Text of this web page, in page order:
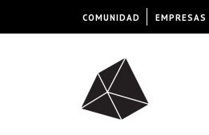
COMUNIDAD EMPRESAS